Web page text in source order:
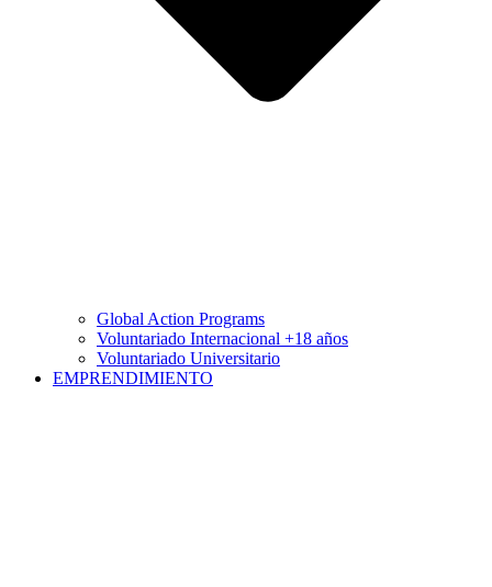
Global Action Programs
Voluntariado Internacional +18 años
Voluntariado Universitario
EMPRENDIMIENTO